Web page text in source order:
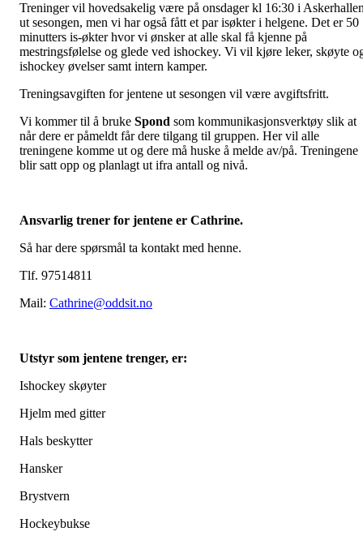
Treninger vil hovedsakelig være på onsdager kl 16:30 i
ut sesongen, men vi har også fått et par isøkter i helgene. Det er 50
minutters is-økter hvor vi ønsker at alle skal få kjenne på
mestringsfølelse og glede ved ishockey. Vi vil kjøre leker, skøyte
ishockey øvelser samt intern kamper.
Treningsavgiften for jentene ut sesongen vil være avgiftsfritt.
Vi kommer til å bruke Spond som kommunikasjonsverktøy slik at
når dere er påmeldt får dere tilgang til gruppen. Her vil alle
treningene komme ut og dere må huske å melde av/på. Treningene
blir satt opp og planlagt ut ifra antall og nivå.
Ansvarlig trener for jentene er Cathrine.
Så har dere spørsmål ta kontakt med henne.
Tlf. 97514811
Mail: Cathrine@oddsit.no
Utstyr som jentene trenger, er:
Ishockey skøyter
Hjelm med gitter
Hals beskytter
Hansker
Brystvern
Hockeybukse